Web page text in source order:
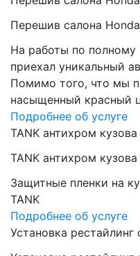
Перешив салона
На работы по полному
приехал уникальный
Помимо того, что мы
насыщенный красный
Подробнее об услуге
TANK антихром
TANK антихром
Защитные пленки на
TANK
Подробнее об услуге
Установка